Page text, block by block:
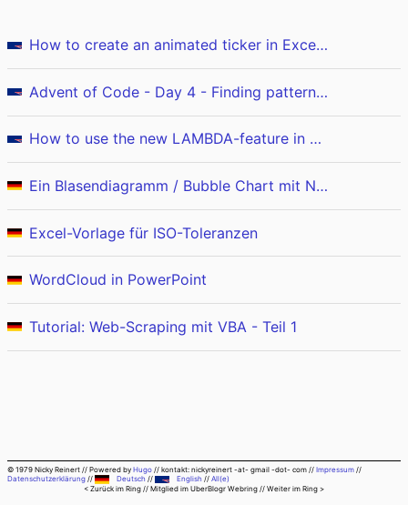
How to create an animated ticker in Excel without VBA
Advent of Code - Day 4 - Finding patterns (Excel)
How to use the new LAMBDA-feature in Excel (e.g. to identify outliers)
Ein Blasendiagramm / Bubble Chart mit Nominal-Skala in Excel
Excel-Vorlage für ISO-Toleranzen
WordCloud in PowerPoint
Tutorial: Web-Scraping mit VBA - Teil 1
© 1979 Nicky Reinert // Powered by Hugo // kontakt: nickyreinert -at- gmail -dot- com // Impressum //
Datenschutzerklärung // Deutsch // English // All(e)
< Zurück im Ring // Mitglied im UberBlogr Webring // Weiter im Ring >